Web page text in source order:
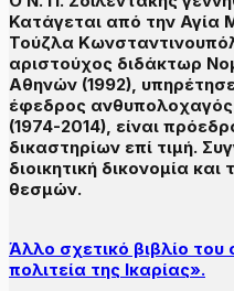
Κατάγεται από την Αγία
Τούζλα
αριστούχος διδάκτωρ
Αθηνών (1992),
έφεδρος
(1974-2014), είναι
δικαστηρίων επί τιμή.
διοικητική δικονομία
θεσμών.
Άλλο σχετικό βιβλίο
πολιτεία της Ικαρίας».